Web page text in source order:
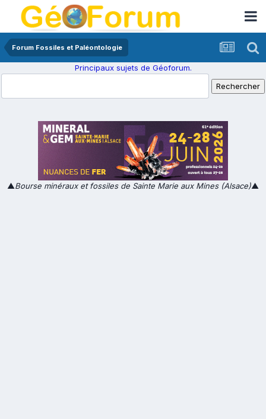
Forum Fossiles et Paléontologie
Principaux sujets de Géoforum.
▲Bourse minéraux et fossiles de Sainte Marie aux Mines (Alsace)▲